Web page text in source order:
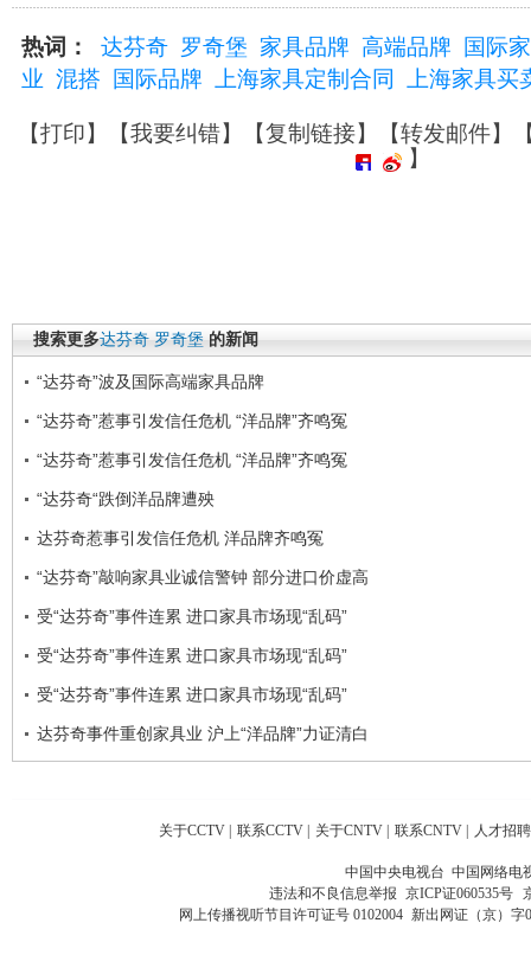
热词： 达芬奇 罗奇堡 家具品牌 高端品牌
国际
业 混搭 国际品牌 上海家具定制合同 上海家具买
【打印】【我要纠错】【复制链接】【转发邮件】
】
搜索更多达芬奇 罗奇堡 的新闻
“达芬奇”波及国际高端家具品牌
“达芬奇”惹事引发信任危机 “洋品牌”齐鸣冤
“达芬奇”惹事引发信任危机 “洋品牌”齐鸣冤
“达芬奇“跌倒洋品牌遭殃
达芬奇惹事引发信任危机 洋品牌齐鸣冤
“达芬奇”敲响家具业诚信警钟 部分进口价虚高
受“达芬奇”事件连累 进口家具市场现“乱码”
受“达芬奇”事件连累 进口家具市场现“乱码”
受“达芬奇”事件连累 进口家具市场现“乱码”
达芬奇事件重创家具业 沪上“洋品牌”力证清白
关于CCTV | 联系CCTV | 关于CNTV | 联系CNTV | 人才招聘
中国中央电视台 中国网络电
违法和不良信息举报 京ICP证060535号
网上传播视听节目许可证号 0102004 新出网证（京）